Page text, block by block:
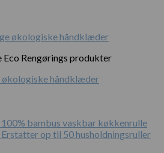
Eco Rengørings produkter
økologiske håndklæder